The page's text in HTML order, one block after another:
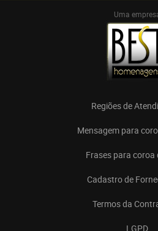
Uma
Regiões de
Mensagem para
Frases para coroa
Cadastro de
Termos da
LGPD